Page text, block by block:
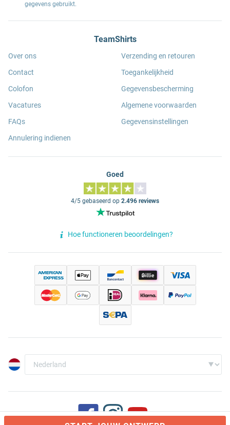
gegevens gebruikt.
TeamShirts
Over ons
Contact
Colofon
Vacatures
FAQs
Annulering indienen
Verzending en retouren
Toegankelijkheid
Gegevensbescherming
Algemene voorwaarden
Gegevensinstellingen
Goed
4/5 gebaseerd op 2.496 reviews
Hoe functioneren beoordelingen?